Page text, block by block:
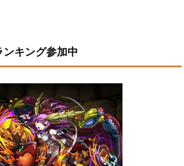
ンキング参加中